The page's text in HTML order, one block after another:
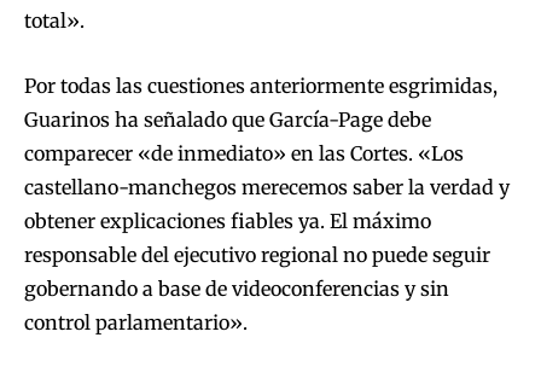
total».
Por todas las cuestiones anteriormente esgrimidas,
Guarinos ha señalado que García-Page debe
comparecer «de inmediato» en las Cortes. «Los
castellano-manchegos merecemos saber la verdad y
obtener explicaciones fiables ya. El máximo
responsable del ejecutivo regional no puede seguir
gobernando a base de videoconferencias y sin
control parlamentario».